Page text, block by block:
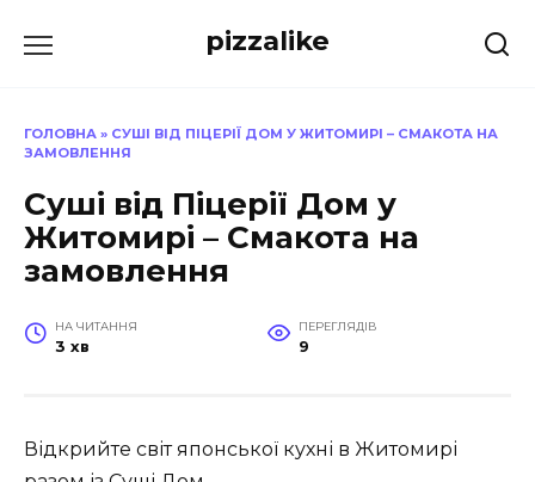
до
pizzalike
ГОЛОВНА » СУШІ ВІД ПІЦЕРІЇ ДОМ У ЖИТОМИРІ – СМАКОТА НА
ЗАМОВЛЕННЯ
Суші від Піцерії Дом у
Житомирі – Смакота на
замовлення
НА ЧИТАННЯ
3 хв
ПЕРЕГЛЯДІВ
9
Відкрийте світ японської кухні в Житомирі